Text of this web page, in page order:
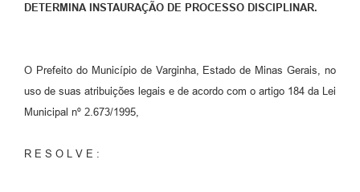
DETERMINA INSTAURAÇÃO DE PROCESSO DISCIPLINAR.
O Prefeito do Município de Varginha, Estado de Minas Gerais, no
uso de suas atribuições legais e de acordo com o artigo 184 da Lei
Municipal nº 2.673/1995,
R E S O L V E :